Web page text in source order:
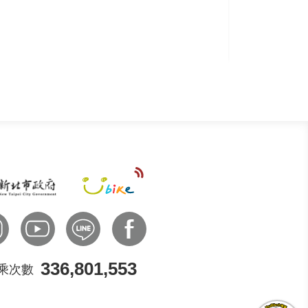
次數 336,801,553